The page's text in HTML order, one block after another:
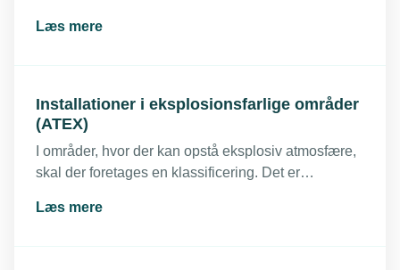
Læs mere
Installationer i eksplosionsfarlige områder
(ATEX)
I områder, hvor der kan opstå eksplosiv atmosfære,
skal der foretages en klassificering. Det er
sikre, at eksplosionsfarlige områder bliver
Læs mere